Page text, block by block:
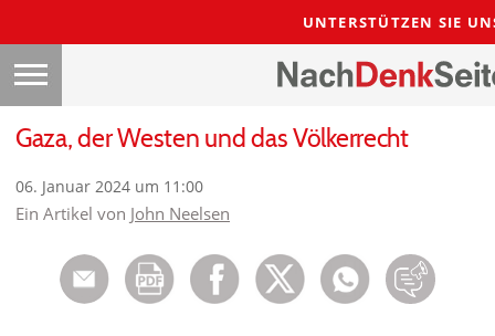
UNTERSTÜTZEN SIE
Gaza, der Westen und das Völkerrecht
06. Januar 2024 um 11:00
Ein Artikel von John Neelsen